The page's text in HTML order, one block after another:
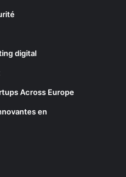
digital
Across Europe
en